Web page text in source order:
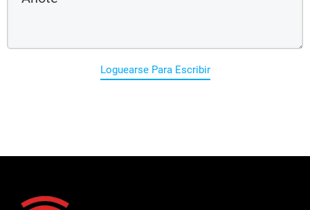
Loguearse Para Escribir